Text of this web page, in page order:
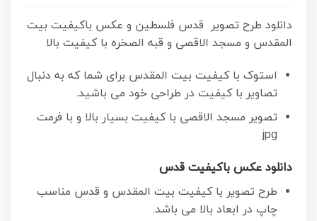
دانلود طرح تصویر قدس فلسطین و عکس باکیفیت بیت
المقدس و مسجد الاقصی و قبه الصخره با کیفیت بالا
استوک با کیفیت بیت المقدس برای شما که به دنبال
تصاویر با کیفیت در طراحی خود می باشید.
تصویر مسجد الاقصی با کیفیت بسیار بالا و با فرمت
jpg
دانلود عکس باکیفیت قدس
طرح تصویر با کیفیت بیت المقدس و قدس مناسب
چاپ در ابعاد بالا می باشد.